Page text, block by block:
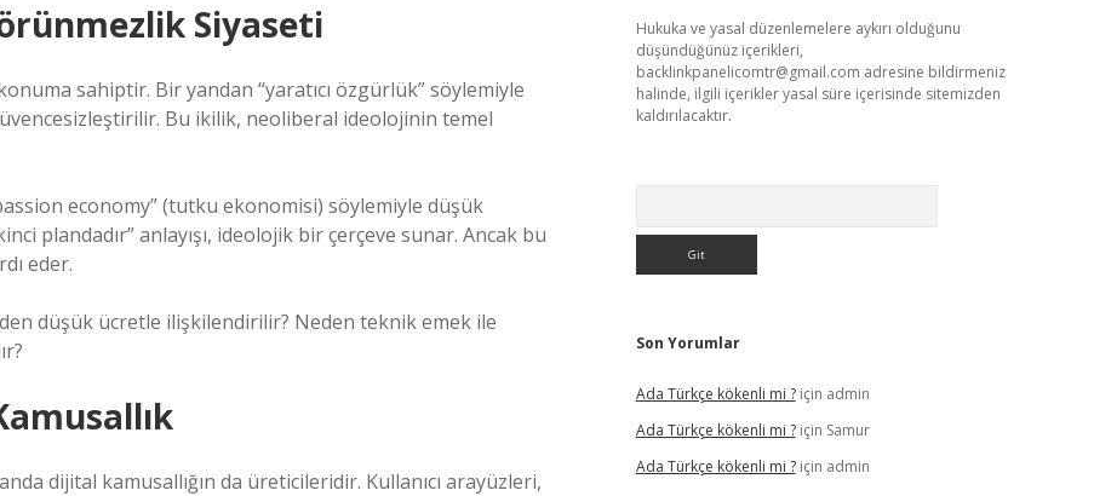
Siyaseti
sahiptir. Bir yandan “yaratıcı özgürlük” söylemiyle
Bu ikilik, neoliberal ideolojinin temel
economy” (tutku ekonomisi) söylemiyle düşük
plandadır” anlayışı, ideolojik bir çerçeve sunar. Ancak bu
eder.
düşük ücretle ilişkilendirilir? Neden teknik emek ile
dijital kamusallığın da üreticileridir. Kullanıcı arayüzleri,
Hukuka ve yasal düzenlemelere aykırı olduğunu
düşündüğünüz içerikleri,
backlinkpanelicomtr@gmail.com adresine bildirmeniz
halinde, ilgili içerikler yasal süre içerisinde sitemizden
kaldırılacaktır.
Son Yorumlar
Ada Türkçe kökenli mi ?için admin
Ada Türkçe kökenli mi ?için Samur
Ada Türkçe kökenli mi ?için admin